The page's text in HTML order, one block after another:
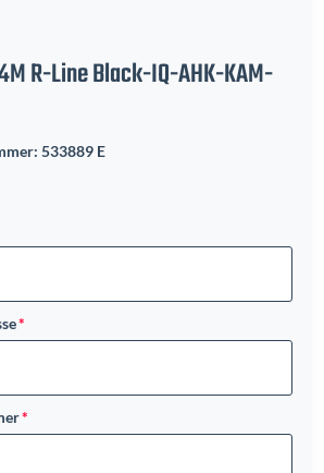
R-Line Black-IQ-AHK-KAM-
533889 E